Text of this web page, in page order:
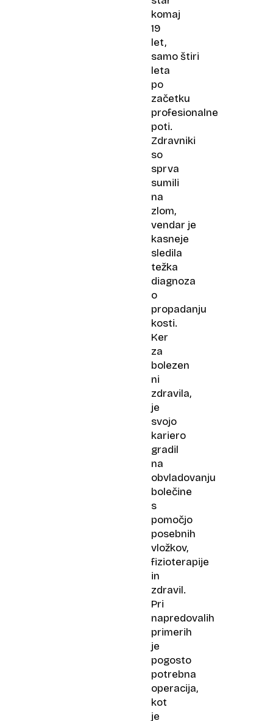
komaj
19
let,
samo štiri
leta
po
začetku
profesionalne
poti.
Zdravniki
so
sprva
sumili
na
zlom,
vendar je
kasneje
sledila
težka
diagnoza
o
propadanju
kosti.
Ker
za
bolezen
ni
zdravila,
je
svojo
kariero
gradil
na
obvladovanju
bolečine
s
pomočjo
posebnih
vložkov,
fizioterapije
in
zdravil.
Pri
napredovalih
primerih
je
pogosto
potrebna
operacija,
kot
je